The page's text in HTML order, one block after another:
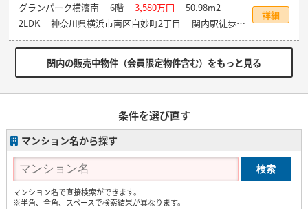
グランパーク横濱南 6階3,580万円 50.98m2
2LDK 神奈川県横浜市南区白妙町2丁目 関内駅徒歩20
分
詳細
関内の販売中物件（会員限定物件含む）をもっと見る
条件を選び直す
マンション名から探す
マンション名で直接検索ができます。
※半角、全角、スペースで検索結果が異なります。